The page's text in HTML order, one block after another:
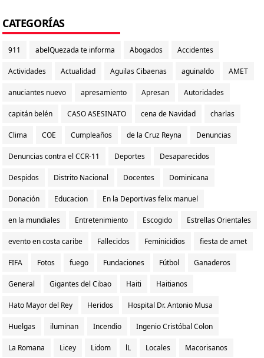
CATEGORÍAS
911 abelQuezada te informa Abogados Accidentes
Actividades Actualidad Aguilas Cibaenas aguinaldo AMET
anuciantes nuevo apresamiento Apresan Autoridades
capitán belén CASO ASESINATO cena de Navidad charlas
Clima COE Cumpleaños de la Cruz Reyna Denuncias
Denuncias contra el CCR-11 Deportes Desaparecidos
Despidos Distrito Nacional Docentes Dominicana
Donación Educacion En la Deportivas felix manuel
en la mundiales Entretenimiento Escogido Estrellas Orientales
evento en costa caribe Fallecidos Feminicidios fiesta de amet
FIFA Fotos fuego Fundaciones Fútbol Ganaderos
General Gigantes del Cibao Haiti Haitianos
Hato Mayor del Rey Heridos Hospital Dr. Antonio Musa
Huelgas iluminan Incendio Ingenio Cristóbal Colon
La Romana Licey Lidom lL Locales Macorisanos